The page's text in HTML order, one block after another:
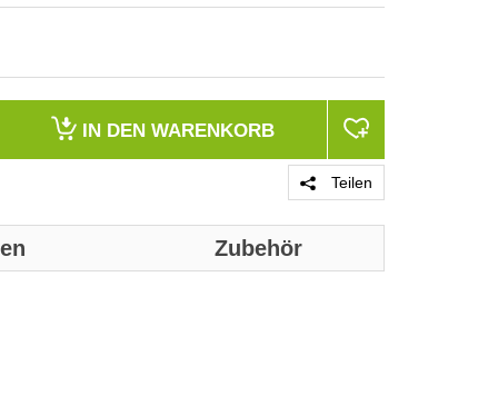
IN DEN WARENKORB
Teilen
Zubehör